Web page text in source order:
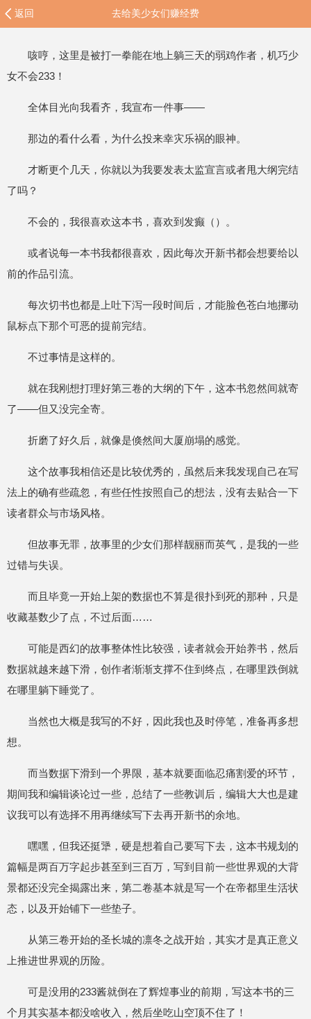
返回 去给美少女们赚经费
咳哼，这里是被打一拳能在地上躺三天的弱鸡作者，机巧少
女不会233！
全体目光向我看齐，我宣布一件事——
那边的看什么看，为什么投来幸灾乐祸的眼神。
才断更个几天，你就以为我要发表太监宣言或者甩大纲完结
了吗？
不会的，我很喜欢这本书，喜欢到发癫（）。
或者说每一本书我都很喜欢，因此每次开新书都会想要给以
前的作品引流。
每次切书也都是上吐下泻一段时间后，才能脸色苍白地挪动
鼠标点下那个可恶的提前完结。
不过事情是这样的。
就在我刚想打理好第三卷的大纲的下午，这本书忽然间就寄
了——但又没完全寄。
折磨了好久后，就像是倏然间大厦崩塌的感觉。
这个故事我相信还是比较优秀的，虽然后来我发现自己在写
法上的确有些疏忽，有些任性按照自己的想法，没有去贴合一下
读者群众与市场风格。
但故事无罪，故事里的少女们那样靓丽而英气，是我的一些
过错与失误。
而且毕竟一开始上架的数据也不算是很扑到死的那种，只是
收藏基数少了点，不过后面……
可能是西幻的故事整体性比较强，读者就会开始养书，然后
数据就越来越下滑，创作者渐渐支撑不住到终点，在哪里跌倒就
在哪里躺下睡觉了。
当然也大概是我写的不好，因此我也及时停笔，准备再多想
想。
而当数据下滑到一个界限，基本就要面临忍痛割爱的环节，
期间我和编辑谈论过一些，总结了一些教训后，编辑大大也是建
议我可以有选择不用再继续写下去再开新书的余地。
嘿嘿，但我还挺犟，硬是想着自己要写下去，这本书规划的
篇幅是两百万字起步甚至到三百万，写到目前一些世界观的大背
景都还没完全揭露出来，第二卷基本就是写一个在帝都里生活状
态，以及开始铺下一些垫子。
从第三卷开始的圣长城的凛冬之战开始，其实才是真正意义
上推进世界观的历险。
可是没用的233酱就倒在了辉煌事业的前期，写这本书的三
个月其实基本都没啥收入，然后坐吃山空顶不住了！